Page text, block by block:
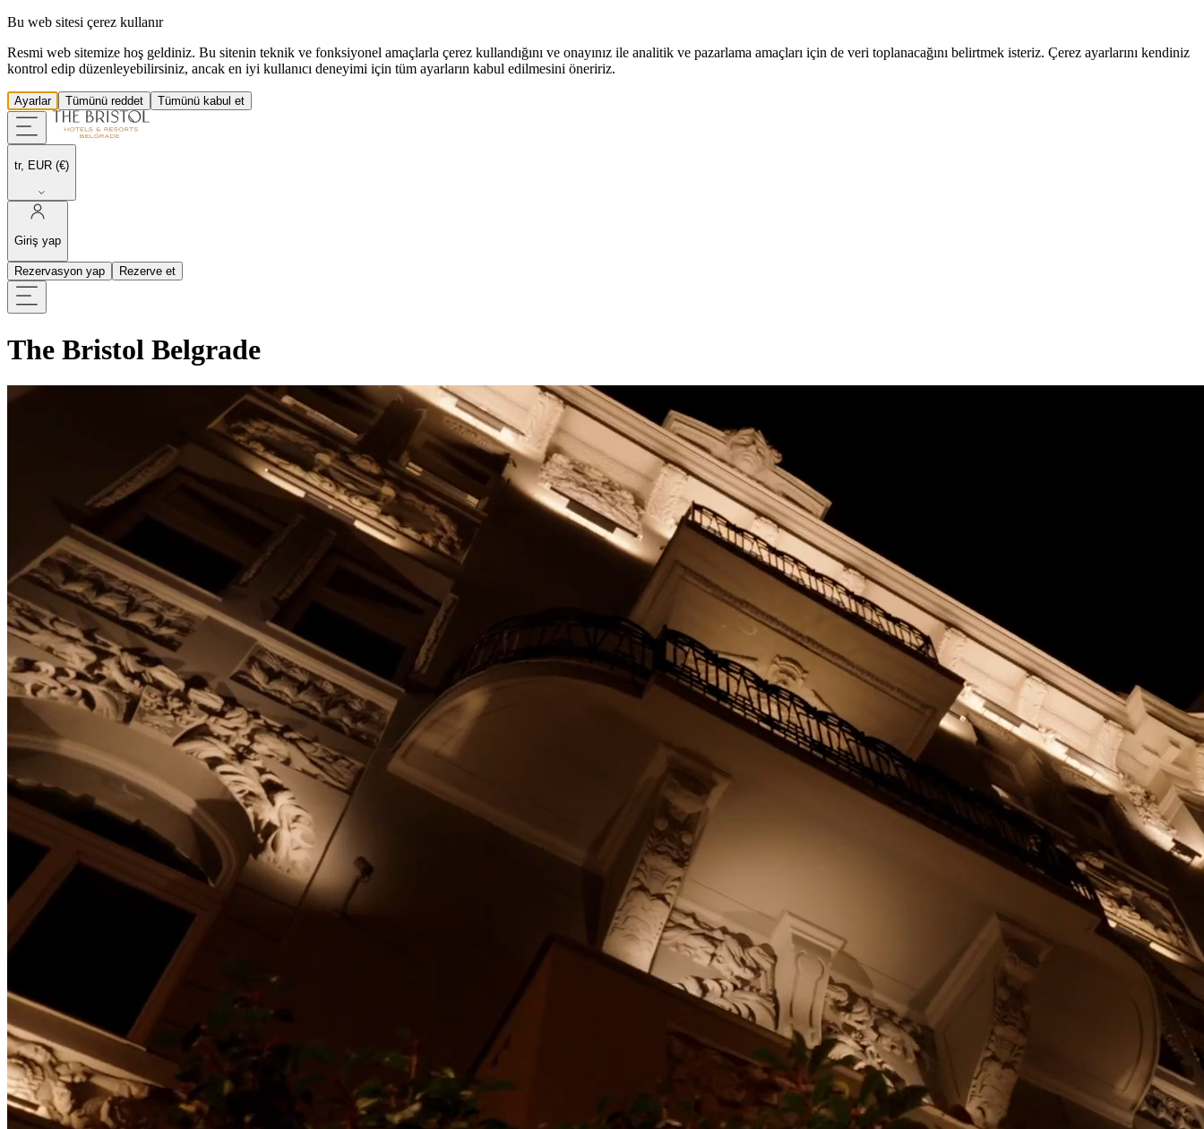
Bu web sitesi çerez kullanır
Resmi web sitemize hoş geldiniz. Bu sitenin teknik ve fonksiyonel amaçlarla çerez kullandığını ve onayınız ile analitik ve pazarlama amaçları için de veri toplanacağını belirtmek isteriz. Çerez ayarlarını kendiniz
kontrol edip düzenleyebilirsiniz, ancak en iyi kullanıcı deneyimi için tüm ayarların kabul edilmesini öneririz.
Ayarlar Tümünü reddet Tümünü kabul et
tr, EUR (€)
Giriş yap
Rezervasyon yap Rezerve et
The Bristol Belgrade